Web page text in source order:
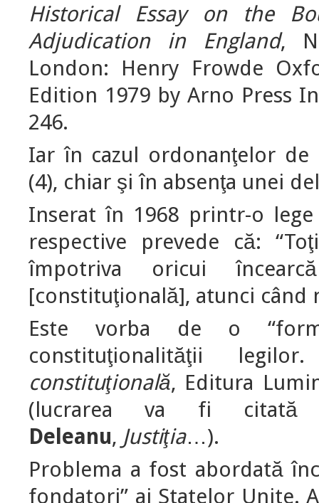
Historical Essay on the
Adjudication in England,
London: Henry Frowde
Edition 1979 by Arno Press
246.
Iar în cazul ordonanţelor de
(4), chiar şi în absenţa unei
Inserat în 1968 printr-o
respective prevede că:
împotriva oricui
[constituţională], atunci când
Este vorba de o
constituţionalităţii
constituţională, Editura
(lucrarea va fi citată
Deleanu, Justiţia…).
Problema a fost abordată
fondatori” ai Statelor Unite.